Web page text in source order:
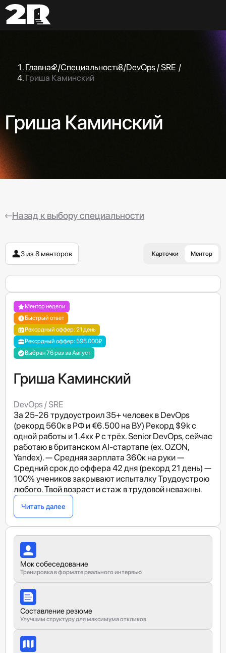
Главная /Специальности /DevOps / SRE /
Гриша Каминский
Гриша Каминский
Назад к выбору специальности
3 из 8 менторов Карточки Ментор
Ментор недели
Быстрый ответ
Рекордный оффер: 21 день
Рекордный оффер: 595 000₽
Выбран 76 раз за Август
Гриша Каминский
DevOps / SRE
За 25-26 трудоустроил 35+ человек в DevOps
(рекорд 560к в РФ и €6.500 на ВУ) Рекорд $9k с
одной работы и 1.4кк ₽ с трёх. Senior DevOps, сейчас
работаю в британском AI-стартапе (ex. OZON,
Yandex). — Средняя зарплата 360к на руки —
Средний срок до оффера 42 дня (рекорд 21 день) —
100% учеников закрывают испыталку Трудоустрою
любого. Твой возраст и стаж в трудовой неважны.
Читать далее
Мок собеседование
Тренировка в формате реального интервью
Составление резюме
Улучшим структуру для максимума откликов